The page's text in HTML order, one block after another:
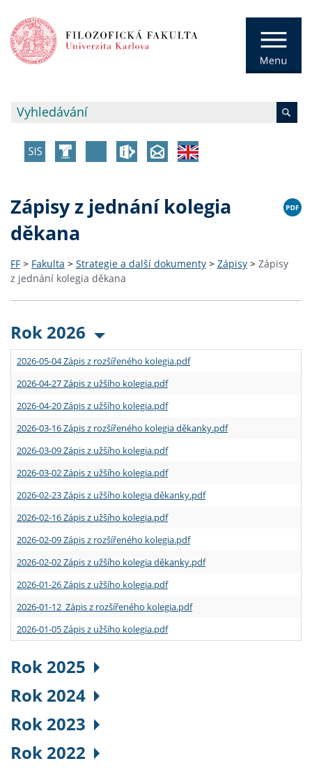
Zápisy z jednání kolegia
děkana
FF > Fakulta > Strategie a další dokumenty > Zápisy > Zápisy
z jednání kolegia děkana
Rok 2026
2026-05-04 Zápis z rozšířeného kolegia.pdf
2026-04-27 Zápis z užšího kolegia.pdf
2026-04-20 Zápis z užšího kolegia.pdf
2026-03-16 Zápis z rozšířeného kolegia děkanky.pdf
2026-03-09 Zápis z užšího kolegia.pdf
2026-03-02 Zápis z užšího kolegia.pdf
2026-02-23 Zápis z užšího kolegia děkanky.pdf
2026-02-16 Zápis z užšího kolegia.pdf
2026-02-09 Zápis z rozšířeného kolegia.pdf
2026-02-02 Zápis z užšího kolegia děkanky.pdf
2026-01-26 Zápis z užšího kolegia.pdf
2026-01-12 Zápis z rozšířeného kolegia.pdf
2026-01-05 Zápis z užšího kolegia.pdf
Rok 2025
Rok 2024
Rok 2023
Rok 2022